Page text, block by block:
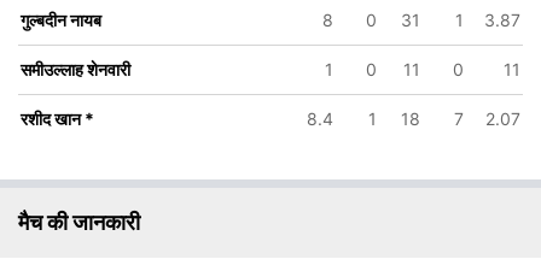
गुल्बदीन नायब 8 0 31 1 3.87
समीउल्लाह शेनवारी 1 0 11 0 11
रशीद खान* 8.4 1 18 7 2.07
मैच की जानकारी